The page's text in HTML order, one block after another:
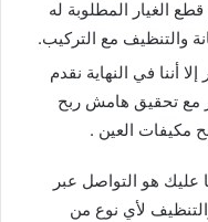
الغيار المطلوبة له
والتنظيف مع التركيب.
أننا في النهاية نقدم
مع تحقيق هامش ربح
مكيفات العين .
هو التواصل عبر
لأي نوع من